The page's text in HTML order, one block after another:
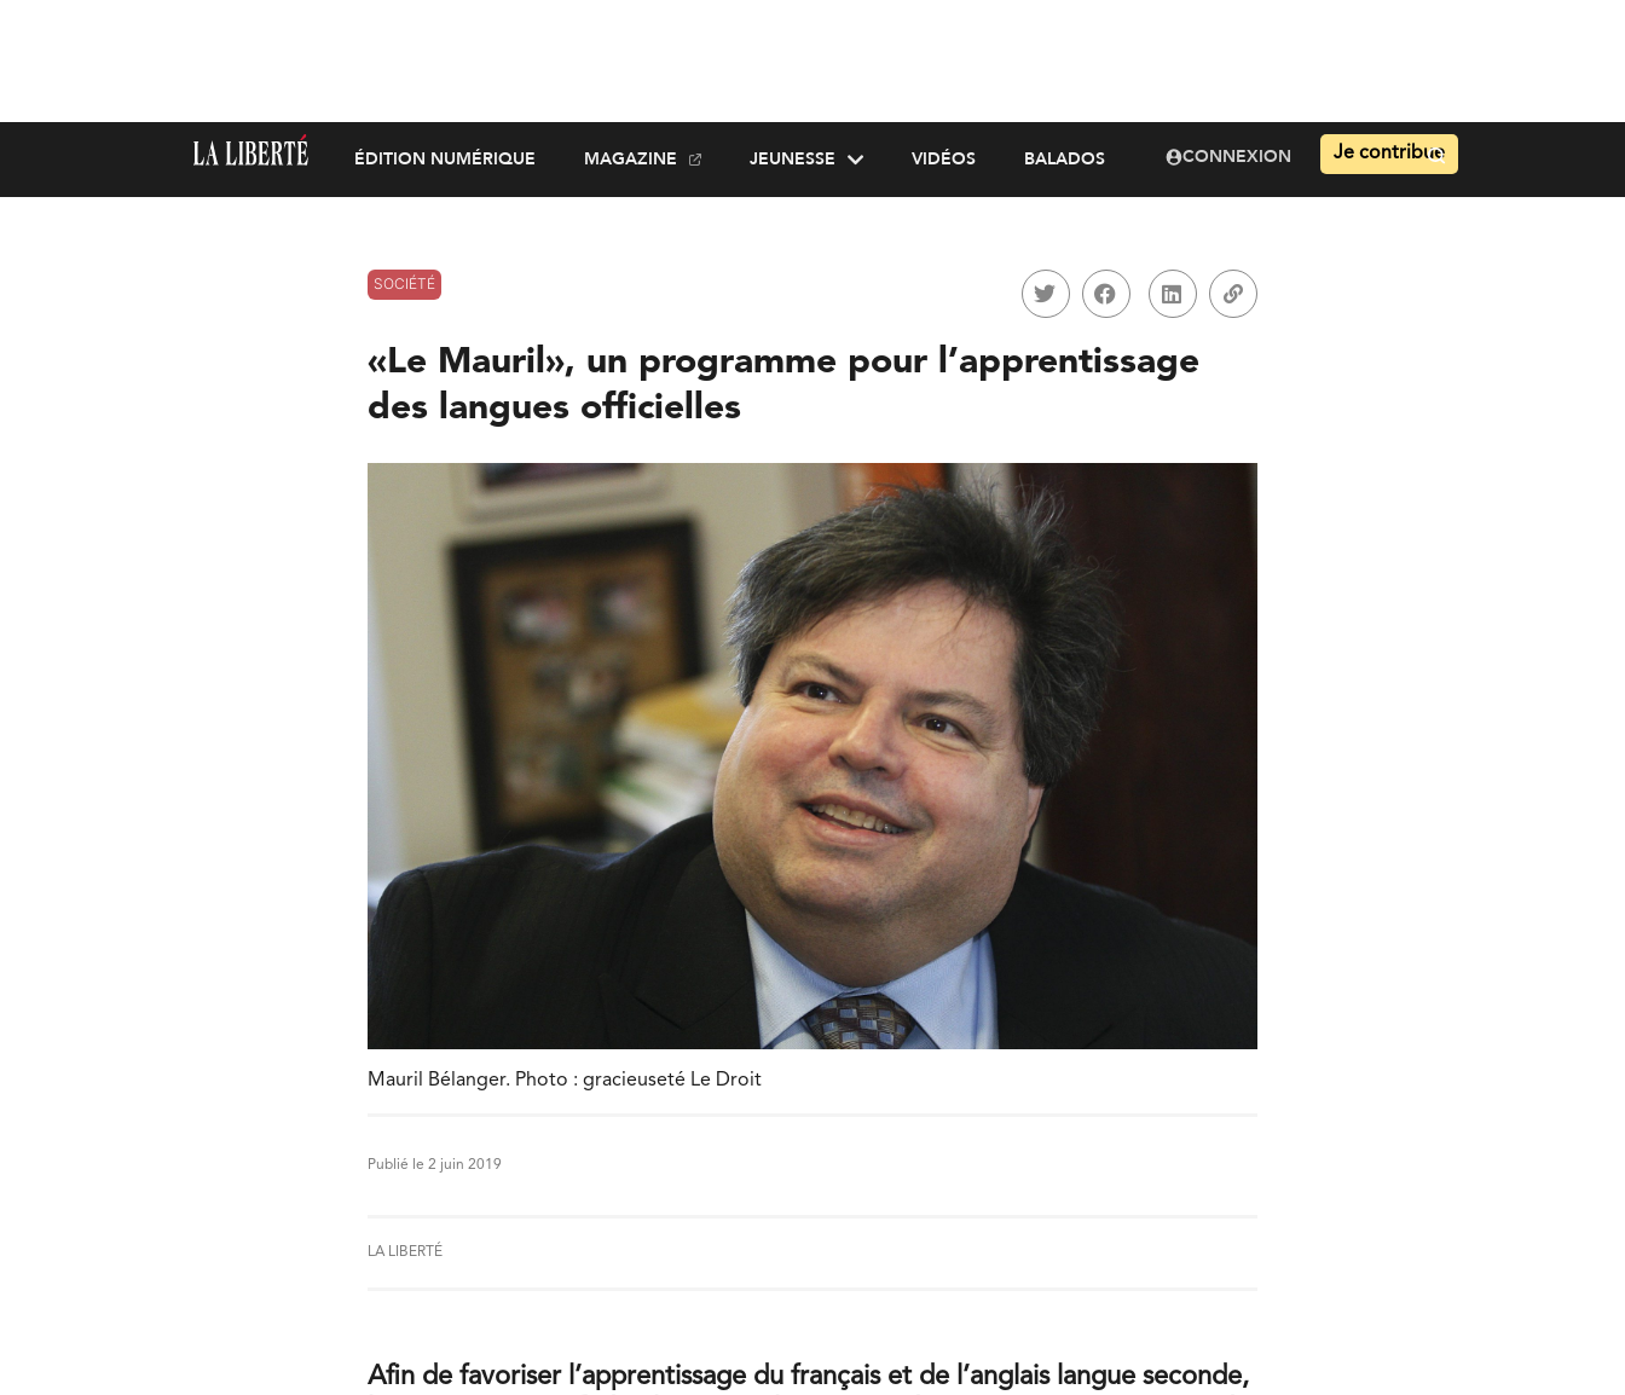
ÉDITION NUMÉRIQUE MAGAZINE JEUNESSE VIDÉOS BALADOS CONNEXION Je contribue
SOCIÉTÉ
«Le Mauril», un programme pour l’apprentissage
des langues officielles
Mauril Bélanger. Photo : gracieuseté Le Droit
Publié le 2 juin 2019
LA LIBERTÉ
Afin de favoriser l’apprentissage du français et de l’anglais langue seconde,